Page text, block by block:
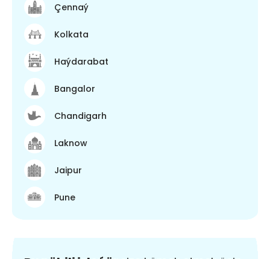
Çennaý
Kolkata
Haýdarabat
Bangalor
Chandigarh
Laknow
Jaipur
Pune